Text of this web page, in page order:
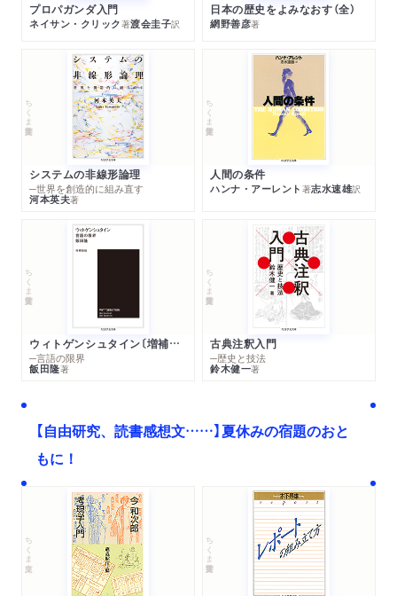
プロパガンダ入門
ネイサン・クリック著渡会圭子訳
日本の歴史をよみなおす（全）
網野善彦著
ちくま学芸文庫
システムの非線形論理
─世界を創造的に組み直す
河本英夫著
ちくま学芸文庫
人間の条件
ハンナ・アーレント 著志水速雄訳
ちくま学芸文庫
ウィトゲンシュタイン〔増補新版〕
─言語の限界
飯田隆著
ちくま学芸文庫
古典注釈入門
─歴史と技法
鈴木健一著
【自由研究、読書感想文……】夏休みの宿題のおと
もに！
ちくま文庫 ちくま学芸文庫